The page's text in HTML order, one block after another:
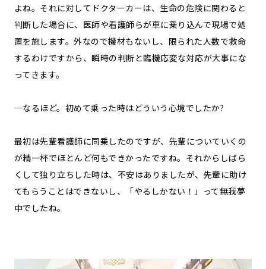
よね。それに対してドクターカーは、生命の危険に関わると
判断した場合に、医師や看護師らが車に乗り込んで現場で処
置を施します。外なので機材もないし、限られた人数で救命
するわけですから、瞬時の判断と臨機応変な対応が大事にな
ってきます。
─なるほど。初めて乗った時はどういう心境でしたか?
最初は先輩看護師に同乗したのですが、先輩についていくの
が精一杯でほとんど何もできかったですね。それからしばら
くして独り立ちした時は、不安はありましたが、先輩に助け
てもらうことはできないし、「やるしかない！」って無我夢
中でしたね。